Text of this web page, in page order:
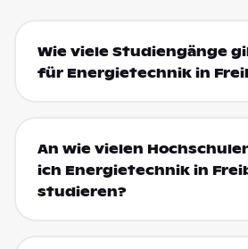
Wie viele Studiengänge
für Energietechnik in
An wie vielen
ich Energietechnik in
studieren?